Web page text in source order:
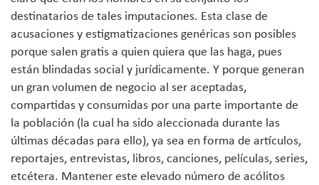
destinatarios de tales imputaciones. Esta clase de
acusaciones y estigmatizaciones genéricas son posibles
porque salen gratis a quien quiera que las haga, pues
están blindadas social y jurídicamente. Y porque generan
un gran volumen de negocio al ser aceptadas,
compartidas y consumidas por una parte importante de
la población (la cual ha sido aleccionada durante las
últimas décadas para ello), ya sea en forma de artículos,
reportajes, entrevistas, libros, canciones, películas, series,
etcétera. Mantener este elevado número de acólitos